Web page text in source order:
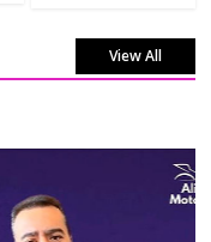
View All